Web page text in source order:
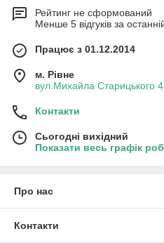
Рейтинг не сформований
Менше 5 відгуків за
Працює з 01.12.2014
м. Рівне
вул.Михайла Старицького
Контакти
Сьогодні вихідний
Показати весь графік
Про нас
Контакти